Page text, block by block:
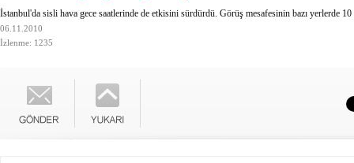
İstanbul'da sisli hava gece saatlerinde de etkisini sürdürdü. Görüş mesafesinin bazı yerlerde
06.11.2010
İzlenme: 1235